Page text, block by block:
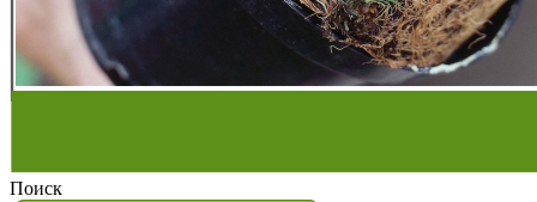
Поиск